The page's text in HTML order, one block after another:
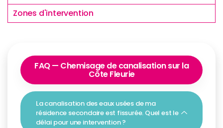
FAQ — Chemisage de canalisation sur la
Côte Fleurie
La canalisation des eaux usées de ma
résidence secondaire est fissurée. Quel est le
délai pour une intervention ?
Zones d'intervention